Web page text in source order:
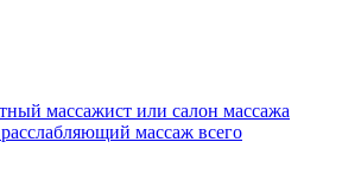
массажист или салон массажа
массаж всего